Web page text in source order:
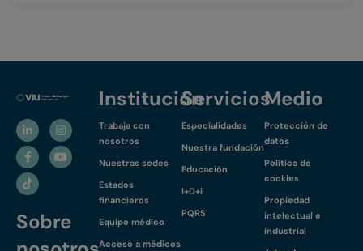
Sobre
Institución
Trabaja con
nosotros
Nuestras sedes
Estados
financieros
Equipo médico
Acceso a médicos
Servicios
Especialidades
Nuestra fundación
Educación
I+D+i
PQRS
Medio
Protección de
datos
Política de
cookies
Propiedad
intelectual e
industrial